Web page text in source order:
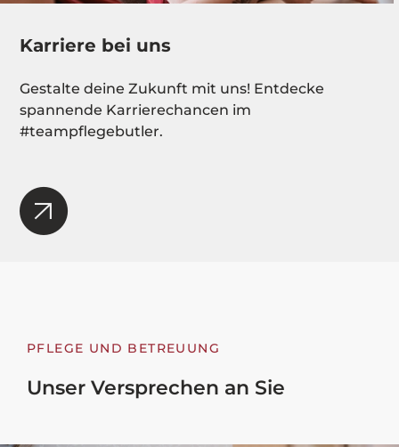
Karriere bei uns
Gestalte deine Zukunft mit uns! Entdecke
spannende Karrierechancen im
#teampflegebutler.
PFLEGE UND BETREUUNG
Unser Versprechen an Sie